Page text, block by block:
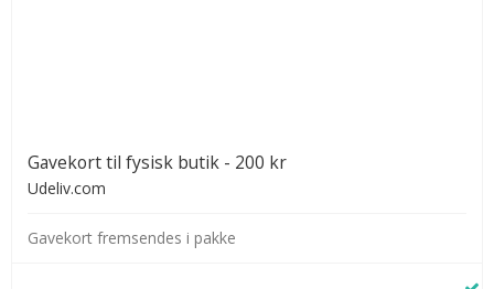
Gavekort til fysisk butik - 200 kr
Udeliv.com
Gavekort fremsendes i pakke